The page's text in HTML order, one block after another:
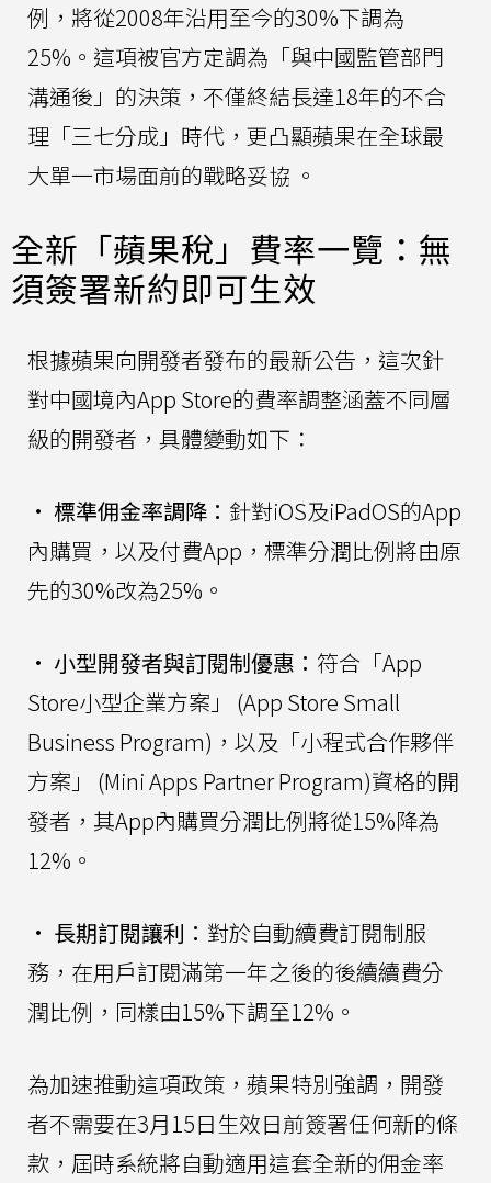
例，將從2008年沿用至今的30%下調為
25%。這項被官方定調為「與中國監管部門
溝通後」的決策，不僅終結長達18年的不合
理「三七分成」時代，更凸顯蘋果在全球最
大單一市場面前的戰略妥協 。
全新「蘋果稅」費率一覽：無
須簽署新約即可生效
根據蘋果向開發者發布的最新公告，這次針
對中國境內App Store的費率調整涵蓋不同層
級的開發者，具體變動如下：
• 標準佣金率調降： 針對iOS及iPadOS的App
內購買，以及付費App，標準分潤比例將由原
先的30%改為25%。
• 小型開發者與訂閱制優惠： 符合「App
Store小型企業方案」 (App Store Small
Business Program)，以及「小程式合作夥伴
方案」 (Mini Apps Partner Program)資格的開
發者，其App內購買分潤比例將從15%降為
12%。
• 長期訂閱讓利： 對於自動續費訂閱制服
務，在用戶訂閱滿第一年之後的後續續費分
潤比例，同樣由15%下調至12%。
為加速推動這項政策，蘋果特別強調，開發
者不需要在3月15日生效日前簽署任何新的條
款，屆時系統將自動適用這套全新的佣金率